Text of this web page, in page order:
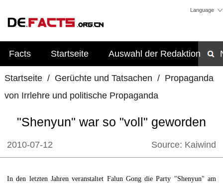
Language
Facts Startseite Auswahl der Redaktion
Startseite/ Gerüchte und Tatsachen / Propaganda
von Irrlehre und politische Propaganda
"Shenyun" war so "voll" geworden
2010-07-12 Source: Kaiwind
In den letzten Jahren veranstaltet Falun Gong die Party "Shenyun" am